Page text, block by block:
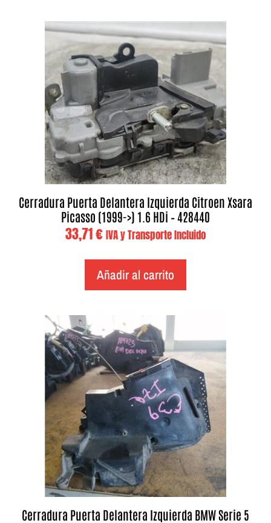
Cerradura Puerta Delantera Izquierda Citroen Xsara
Picasso (1999->) 1.6 HDi – 428440
33,71€ IVA y Transporte Incluido
Añadir al carrito
Cerradura Puerta Delantera Izquierda BMW Serie 5